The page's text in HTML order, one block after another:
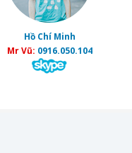
Hồ Chí Minh
Mr Vũ: 0916.050.104